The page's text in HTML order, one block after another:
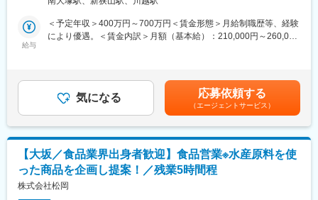
由なフライトプランとプライベート空間をご提供するビジネスジ
ェットです。
融合させた高精度な空間データを作成・提供しています。これら
のデータは、道路、上下水道、ガス、電気といったインフラ整備
に活用されているほか、ハザードマップや避難経路の位置情報な
ど防災支援の分野にも広く役立てられています。また、地図を通
して固定資産評価ができるシステムでは業界のリーディング企業
でもあります。
変更の範囲：会社の定める業務
評価支援、地番図・家屋図等の行政に関係するデータ整備及びGIS
構築・開発が中心となります。
・空間情報を活用した業務支援
・業務遂行に必要となる調査分析資料の作成提出
・各種問い合わせ対応
※自治体職員に代わって窓口対応や住民対応をすることはございま
せん。
■入社後の流れ：
給与
＜予定年収＞400万円～700万円＜賃金形態＞月給制職歴等、経験
により優遇。＜賃金内訳＞月額（基本給）：210,000円～260,000
月・12月）※賞与6.3ヶ月分／2024年度実績賃金はあくまでも目安
の金額であり、選考を通じて上下する可能性があります。月給(月
額)は固定手当を含めた表記です。
気になる 応募依頼する
（エージェントサービス）
【大坂／食品業界出身者歓迎】食品営業※水産原料を使
った商品を企画し提案！／残業5時間程
株式会社松岡